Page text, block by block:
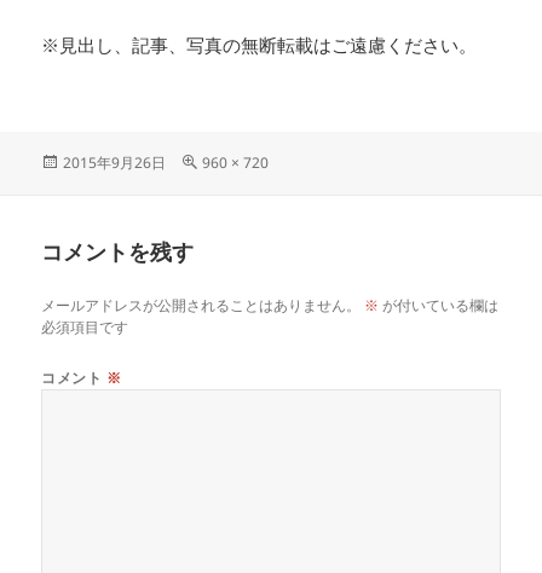
※見出し、記事、写真の無断転載はご遠慮ください。
2015年9月26日 960 × 720
コメントを残す
メールアドレスが公開されることはありません。 ※ が付いている欄は
必須項目です
コメント ※